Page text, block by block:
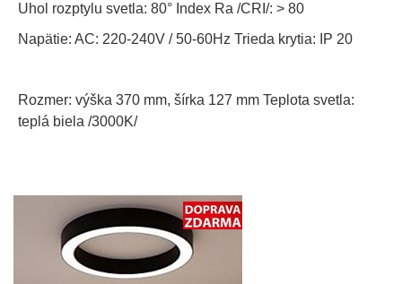
Uhol rozptylu svetla: 80° Index Ra /CRI/: > 80
Napätie: AC: 220-240V / 50-60Hz Trieda krytia: IP 20
Rozmer: výška 370 mm, šírka 127 mm Teplota svetla:
teplá biela /3000K/